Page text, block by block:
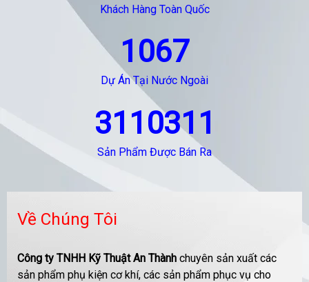
Khách Hàng Toàn Quốc
1067
Dự Án Tại Nước Ngoài
3110311
Sản Phẩm Được Bán Ra
Về Chúng Tôi
Công ty TNHH Kỹ Thuật An Thành chuyên sản xuất các
sản phẩm phụ kiện cơ khí, các sản phẩm phục vụ cho